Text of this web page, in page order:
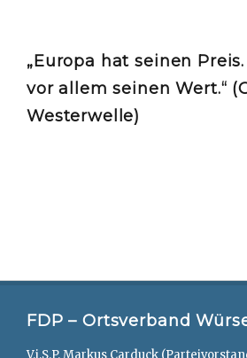
„Europa hat seinen
vor allem seinen Wert.“
Westerwelle)
FDP – Ortsverband
V.i.S.P. Markus Carduck